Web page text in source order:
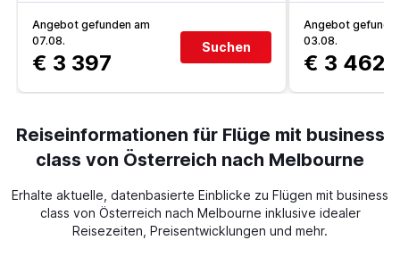
Angebot gefunden am
07.08.
€ 3 397
Suchen
Angebot
03.08.
€ 3 462
Reiseinformationen für Flüge mit business
class von Österreich nach Melbourne
Erhalte aktuelle, datenbasierte Einblicke zu Flügen mit business
class von Österreich nach Melbourne inklusive idealer
Reisezeiten, Preisentwicklungen und mehr.